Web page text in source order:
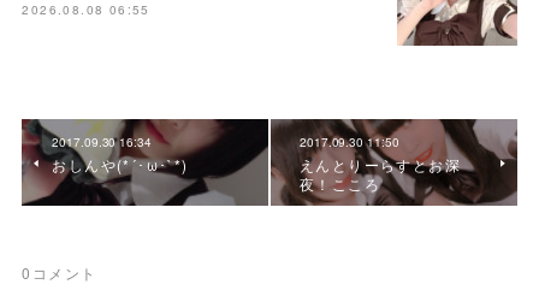
2026.08.08 06:55
2017.09.30 16:34
おしんや(*´･ω･`*)
2017.09.30 11:50
えんとりーらすとお深
夜！こころ
0 コメント